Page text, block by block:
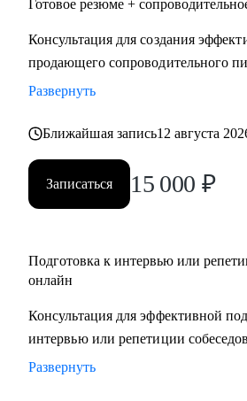
Готовое резюме +
Консультация для создания
продающего сопроводительного
Развернуть
Ближайшая запись12 августа
Записаться 15 000 ₽
Подготовка к интервью или
онлайн
Консультация для эффективной
интервью или репетиции
Развернуть